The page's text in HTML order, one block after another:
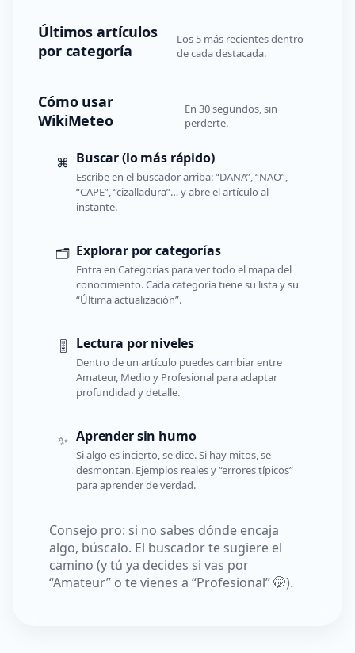
Últimos artículos
por categoría
Los 5 más recientes dentro
de cada destacada.
Cómo usar
WikiMeteo
En 30 segundos, sin
perderte.
⌘ Buscar (lo más rápido)
Escribe en el buscador arriba: “DANA”, “NAO”,
“CAPE”, “cizalladura”… y abre el artículo al
instante.
🗂️ Explorar por categorías
Entra en Categorías para ver todo el mapa del
conocimiento. Cada categoría tiene su lista y su
“Última actualización”.
🎚️ Lectura por niveles
Dentro de un artículo puedes cambiar entre
Amateur, Medio y Profesional para adaptar
profundidad y detalle.
✨ Aprender sin humo
Si algo es incierto, se dice. Si hay mitos, se
desmontan. Ejemplos reales y “errores típicos”
para aprender de verdad.
Consejo pro: si no sabes dónde encaja
algo, búscalo. El buscador te sugiere el
camino (y tú ya decides si vas por
“Amateur” o te vienes a “Profesional” 🤭).